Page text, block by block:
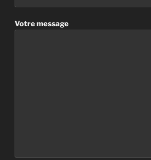
Votre message